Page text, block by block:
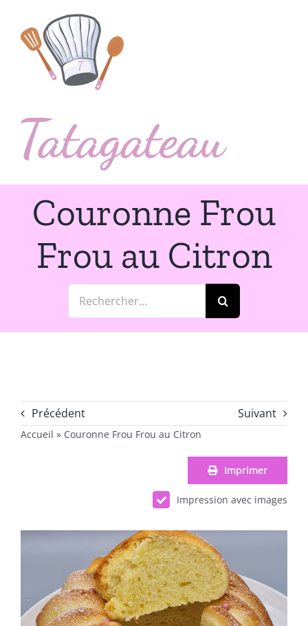
contenu
Couronne Frou
Frou au Citron
Rechercher:
Précédent Suivant
Accueil » Couronne Frou Frou au Citron
Imprimer
Impression avec images